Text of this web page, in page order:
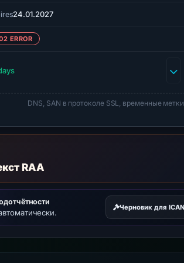
24.01.2027
ERROR
DNS, SAN в протоколе SSL, временные метки
RAA
Черновик для